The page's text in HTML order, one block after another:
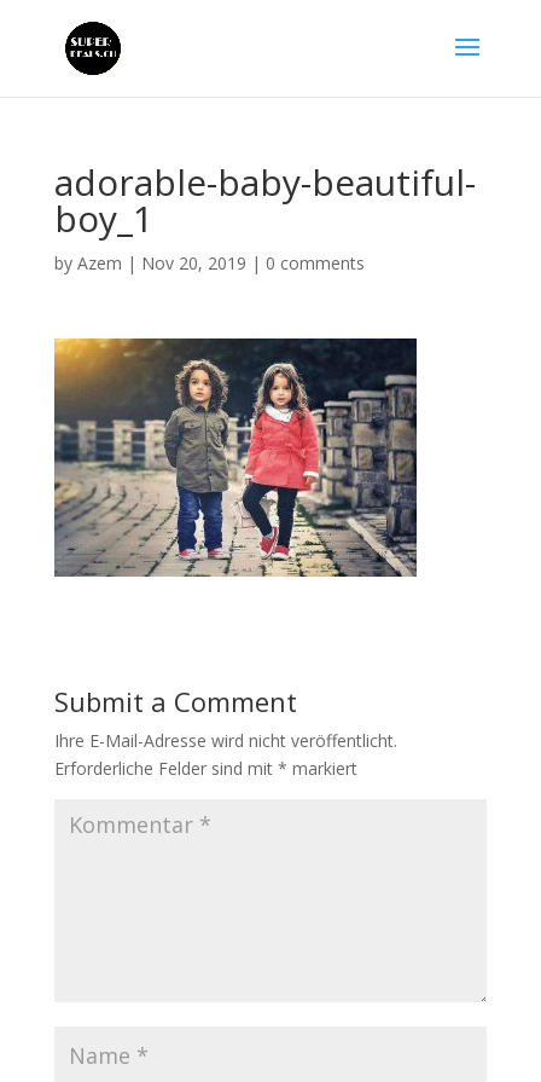
adorable-baby-beautiful-
boy_1
by Azem | Nov 20, 2019 | 0 comments
Submit a Comment
Ihre E-Mail-Adresse wird nicht veröffentlicht.
Erforderliche Felder sind mit * markiert